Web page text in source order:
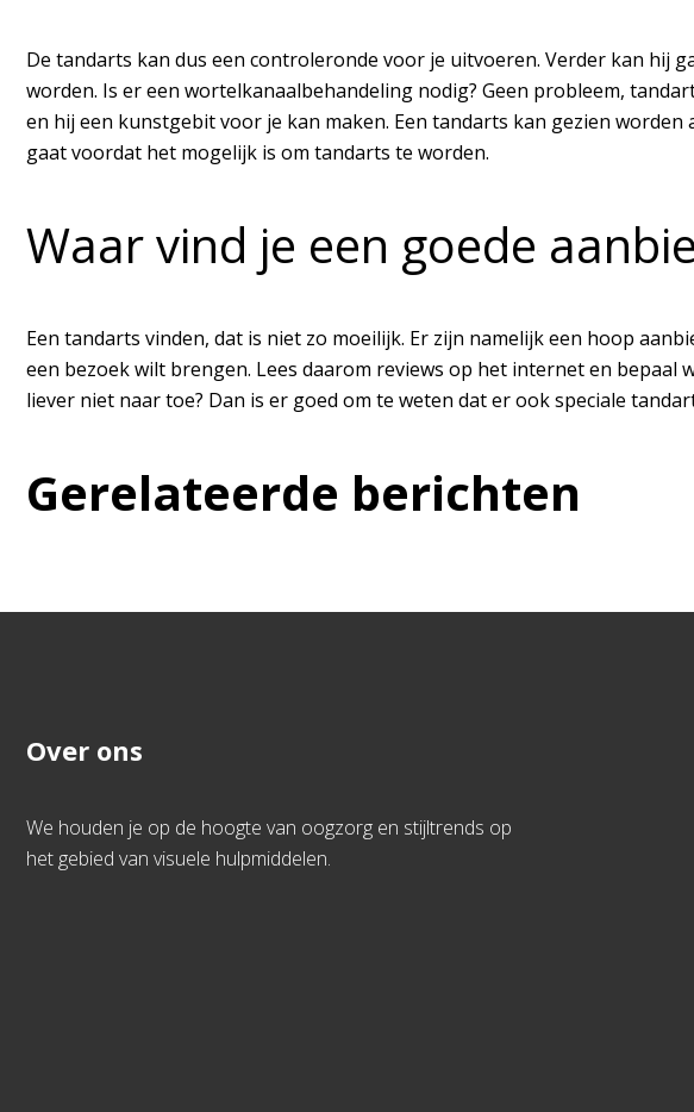
De tandarts kan dus een controleronde voor je uitvoeren. Verder kan hij
worden. Is er een wortelkanaalbehandeling nodig? Geen probleem,
en hij een kunstgebit voor je kan maken. Een tandarts kan gezien
gaat voordat het mogelijk is om tandarts te worden.
Waar vind je een goede
Een tandarts vinden, dat is niet zo moeilijk. Er zijn namelijk een hoop
een bezoek wilt brengen. Lees daarom reviews op het internet en
liever niet naar toe? Dan is er goed om te weten dat er ook speciale
Gerelateerde berichten
Over ons
We houden je op de hoogte van oogzorg en stijltrends op
het gebied van visuele hulpmiddelen.